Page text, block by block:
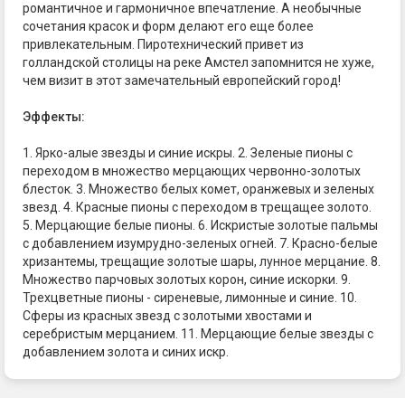
романтичное и гармоничное впечатление. А необычные
сочетания красок и форм делают его еще более
привлекательным. Пиротехнический привет из
голландской столицы на реке Амстел запомнится не хуже,
чем визит в этот замечательный европейский город!
Эффекты:
1. Ярко-алые звезды и синие искры. 2. Зеленые пионы с
переходом в множество мерцающих червонно-золотых
блесток. 3. Множество белых комет, оранжевых и зеленых
звезд. 4. Красные пионы с переходом в трещащее золото.
5. Мерцающие белые пионы. 6. Искристые золотые пальмы
с добавлением изумрудно-зеленых огней. 7. Красно-белые
хризантемы, трещащие золотые шары, лунное мерцание. 8.
Множество парчовых золотых корон, синие искорки. 9.
Трехцветные пионы - сиреневые, лимонные и синие. 10.
Сферы из красных звезд с золотыми хвостами и
серебристым мерцанием. 11. Мерцающие белые звезды с
добавлением золота и синих искр.